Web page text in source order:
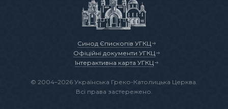
Синод Єпископів УГКЦ
Офіційні документи УГКЦ
Інтерактивна карта УГКЦ
© 2004–2026 Українська Греко-Католицька Церква.
Всі права застережено.